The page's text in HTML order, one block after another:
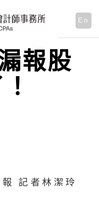
En
報股
記者林潔玲